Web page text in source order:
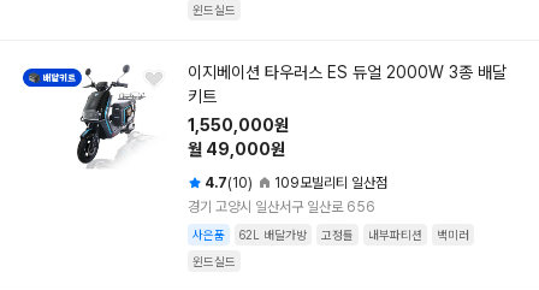
윈드실드
이지베이션 타우러스 ES 듀얼 2000W 3종 배달
키트
1,550,000원
월 49,000원
4.7(10)
109모빌리티 일산점
경기 고양시 일산서구 일산로 656
사은품 62L 배달가방 고정틀 내부파티션
백미러
윈드실드